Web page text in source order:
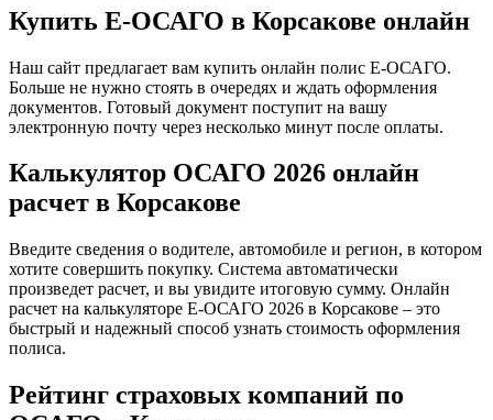
Купить Е-ОСАГО в Корсакове онлайн
Наш сайт предлагает вам купить онлайн полис Е-ОСАГО.
Больше не нужно стоять в очередях и ждать оформления
документов. Готовый документ поступит на вашу
электронную почту через несколько минут после оплаты.
Калькулятор ОСАГО 2026 онлайн
расчет в Корсакове
Введите сведения о водителе, автомобиле и регион, в котором
хотите совершить покупку. Система автоматически
произведет расчет, и вы увидите итоговую сумму. Онлайн
расчет на калькуляторе Е-ОСАГО 2026 в Корсакове – это
быстрый и надежный способ узнать стоимость оформления
полиса.
Рейтинг страховых компаний по